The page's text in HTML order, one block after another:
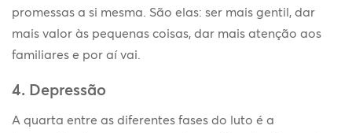
promessas a si mesma. São elas: ser mais gentil, dar
mais valor às pequenas coisas, dar mais atenção aos
familiares e por aí vai.
4. Depressão
A quarta entre as diferentes fases do luto é a